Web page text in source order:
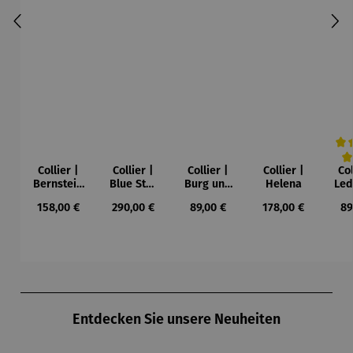
Collier |
Bernstein
Mond und
Regulärer Preis:
158,00 €
Collier |
Blue Star
Waszak
Regulärer Preis:
290,00 €
Collier |
Burg und
Paul Klee
Regulärer Preis:
89,00 €
Collier |
Helena
Regulärer Preis:
178,00 €
Entdecken Sie unsere Neuheiten